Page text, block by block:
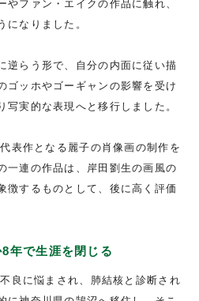
やファン・エイクの作品に触れ、
になりました。
逆らう形で、自分の内面に従い描
ゴッホやゴーギャンの影響を受け
写実的な表現へと移行しました。
表作となる麗子の肖像画の制作を
一連の作品は、岸田劉生の画風の
徴するものとして、後に高く評価
8年で生涯を閉じる
良に悩まされ、肺結核と診断され